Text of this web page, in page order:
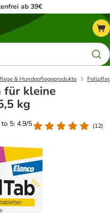
ab 39€
& Hundepflegeprodukte
für kleine
kg
5: 4.9/5
(12)